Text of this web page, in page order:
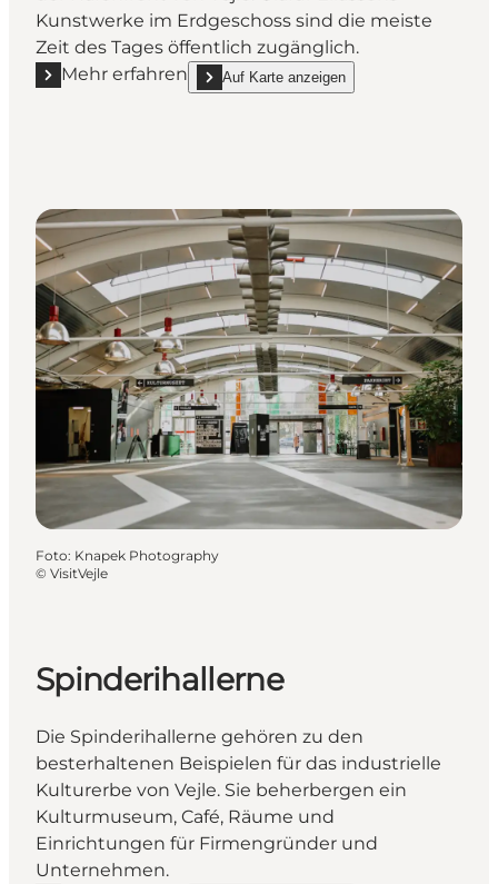
Kunstwerke im Erdgeschoss sind die meiste
Zeit des Tages öffentlich zugänglich.
Mehr erfahren
Mehr erfahren "Fjordenhus"Auf Karte anzeigen
show Fjordenhus on_map
Foto: Knapek Photography
© VisitVejle
Spinderihallerne
Die Spinderihallerne gehören zu den
besterhaltenen Beispielen für das industrielle
Kulturerbe von Vejle. Sie beherbergen ein
Kulturmuseum, Café, Räume und
Einrichtungen für Firmengründer und
Unternehmen.